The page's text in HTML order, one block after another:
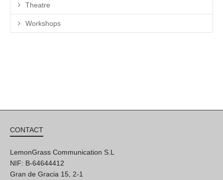
Theatre
Workshops
CONTACT
LemonGrass Communication S.L
NIF: B-64644412
Gran de Gracia 15, 2-1